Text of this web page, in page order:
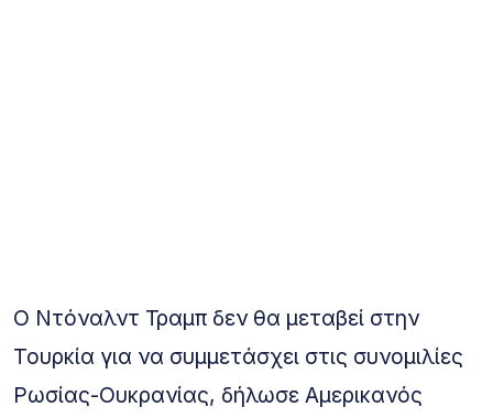
Ο Ντόναλντ Τραμπ δεν θα μεταβεί στην
Τουρκία για να συμμετάσχει στις συνομιλίες
Ρωσίας-Ουκρανίας, δήλωσε Αμερικανός